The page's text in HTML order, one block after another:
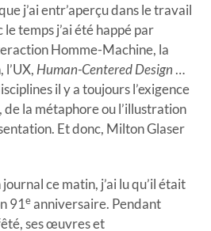
j’ai entr’aperçu dans le travail
temps j’ai été happé par
Homme-Machine, la
Human-Centered Design …
il y a toujours l’exigence
la métaphore ou l’illustration
Et donc, Milton Glaser
ce matin, j’ai lu qu’il était
91eanniversaire. Pendant
ses œuvres et